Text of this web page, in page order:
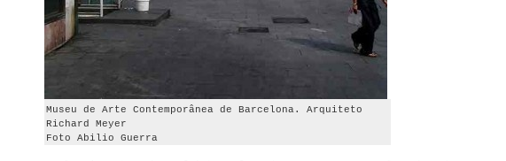
Museu de Arte Contemporânea de Barcelona. Arquiteto
Richard Meyer
Foto Abilio Guerra